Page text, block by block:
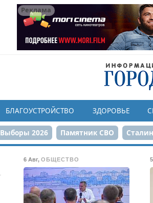
Реклама
БЛАГОУСТРОЙСТВО ЗДОРОВЬЕ
Выборы 2026 Памятник СВО
6 Авг,ОБЩЕСТВО